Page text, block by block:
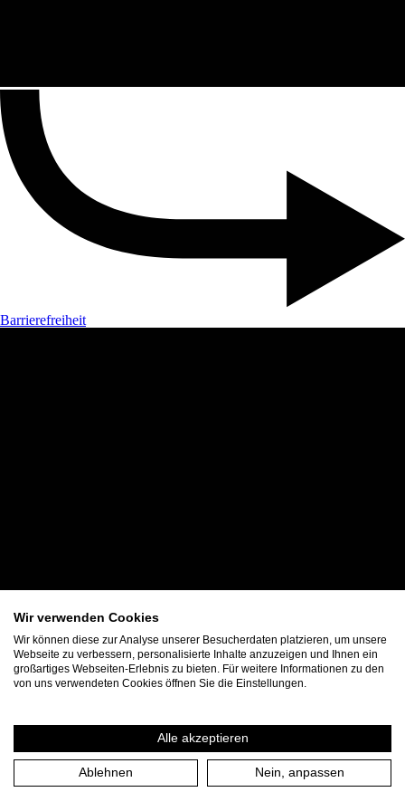
Barrierefreiheit
Wir verwenden Cookies
Wir können diese zur Analyse unserer Besucherdaten platzieren, um unsere
Webseite zu verbessern, personalisierte Inhalte anzuzeigen und Ihnen ein
großartiges Webseiten-Erlebnis zu bieten. Für weitere Informationen zu den
von uns verwendeten Cookies öffnen Sie die Einstellungen.
Alle akzeptieren
Ablehnen Nein, anpassen